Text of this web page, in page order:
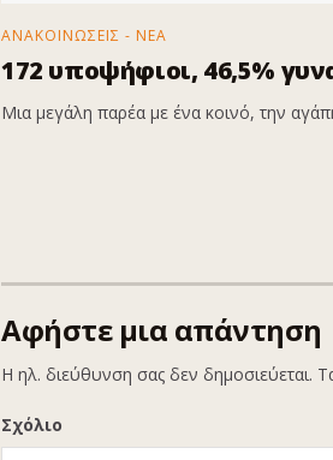
ΑΝΑΚΟΙΝΩΣΕΙΣ - ΝΕΑ
172 υποψήφιοι, 46,5%
Μια μεγάλη παρέα με ένα κοινό, την
Αφήστε μια απάντηση
Η ηλ. διεύθυνση σας δεν δημοσιεύεται.
Σχόλιο